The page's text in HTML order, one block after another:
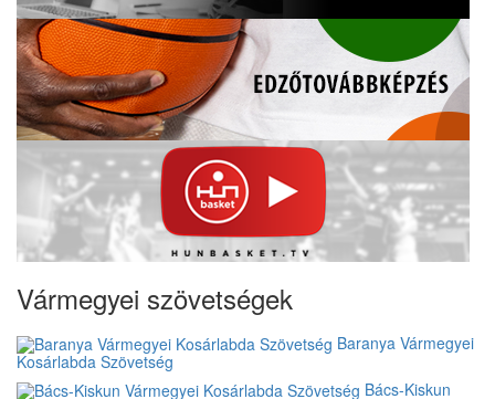
Vármegyei szövetségek
Baranya Vármegyei
Kosárlabda Szövetség
Bács-Kiskun